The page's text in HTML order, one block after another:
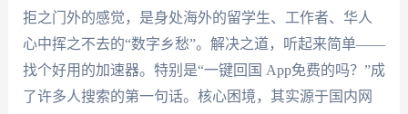
拒之门外的感觉，是身处海外的留学生、工作者、华人
心中挥之不去的“数字乡愁”。解决之道，听起来简单——
找个好用的加速器。特别是“一键回国 App免费的吗？”成
了许多人搜索的第一句话。核心困境，其实源于国内网